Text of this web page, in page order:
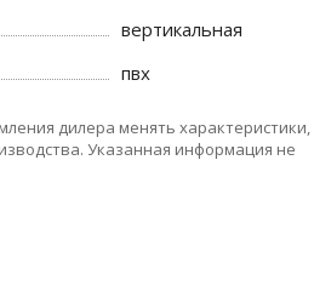
вертикальная
пвх
дилера менять характеристики,
Указанная информация не